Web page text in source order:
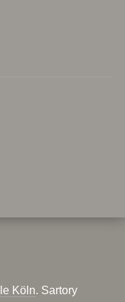
Köln. Sartory